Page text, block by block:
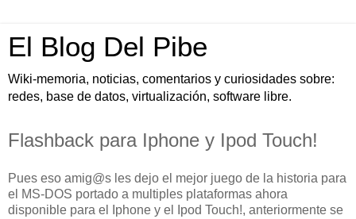
El Blog Del Pibe
Wiki-memoria, noticias, comentarios y curiosidades sobre:
redes, base de datos, virtualización, software libre.
Flashback para Iphone y Ipod Touch!
Pues eso amig@s les dejo el mejor juego de la historia para
el MS-DOS portado a multiples plataformas ahora
disponible para el Iphone y el Ipod Touch!, anteriormente se